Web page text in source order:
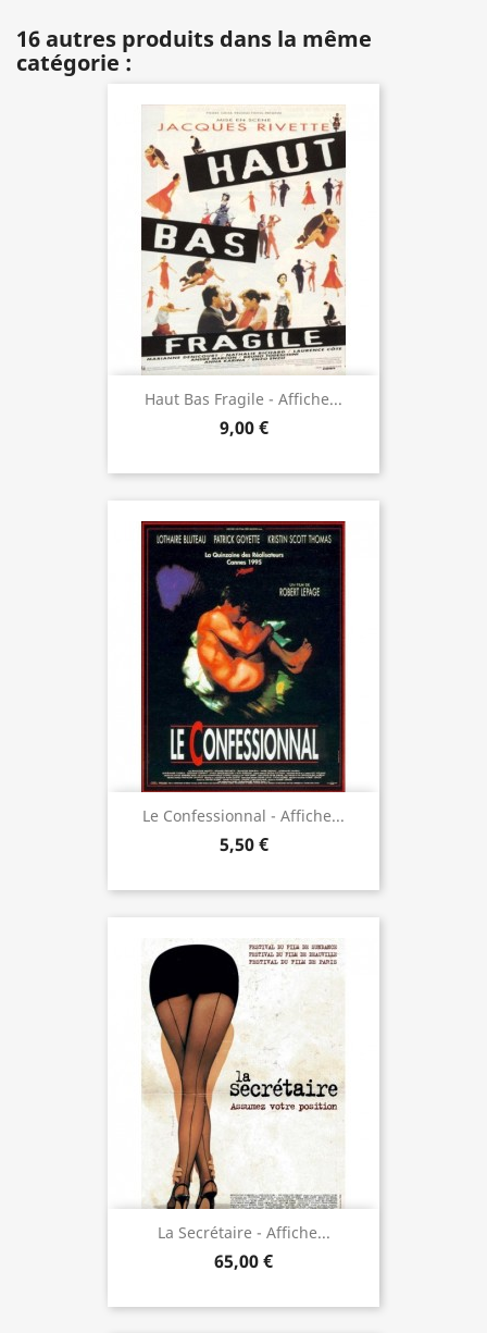
16 autres produits dans la même
catégorie :
Haut Bas Fragile - Affiche...
9,00 €
Le Confessionnal - Affiche...
5,50 €
La Secrétaire - Affiche...
65,00 €